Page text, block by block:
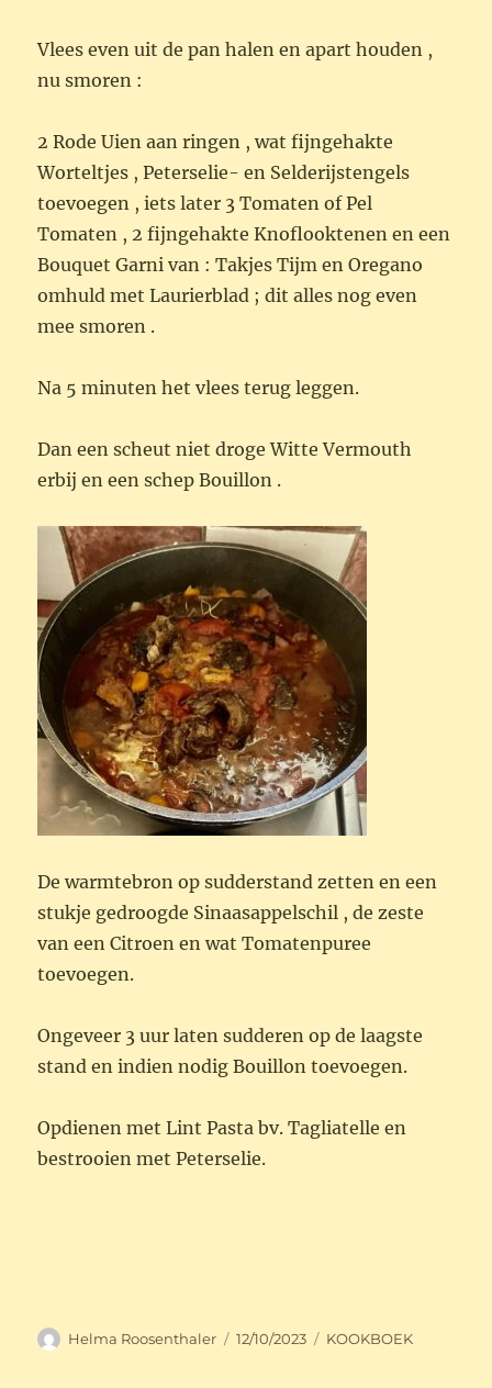
Vlees even uit de pan halen en apart houden ,
nu smoren :
2 Rode Uien aan ringen , wat fijngehakte
Worteltjes , Peterselie- en Selderijstengels
toevoegen , iets later 3 Tomaten of Pel
Tomaten , 2 fijngehakte Knoflooktenen en een
Bouquet Garni van : Takjes Tijm en Oregano
omhuld met Laurierblad ; dit alles nog even
mee smoren .
Na 5 minuten het vlees terug leggen.
Dan een scheut niet droge Witte Vermouth
erbij en een schep Bouillon .
De warmtebron op sudderstand zetten en een
stukje gedroogde Sinaasappelschil , de zeste
van een Citroen en wat Tomatenpuree
toevoegen.
Ongeveer 3 uur laten sudderen op de laagste
stand en indien nodig Bouillon toevoegen.
Opdienen met Lint Pasta bv. Tagliatelle en
bestrooien met Peterselie.
Auteur
Helma Roosenthaler
Geplaatst
12/10/2023 Categorieën
KOOKBOEK